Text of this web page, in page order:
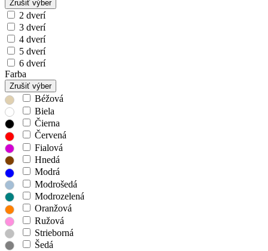
Zrušiť výber
2 dverí
3 dverí
4 dverí
5 dverí
6 dverí
Farba
Zrušiť výber
Béžová
Biela
Čierna
Červená
Fialová
Hnedá
Modrá
Modrošedá
Modrozelená
Oranžová
Ružová
Strieborná
Šedá